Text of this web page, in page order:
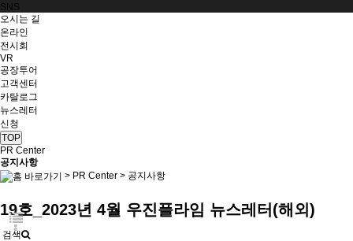
SNS
오시는 길
온라인
전시회
VR
공장투어
고객센터
카탈로그
뉴스레터
신청
TOP
PR Center
공지사항
> PR Center > 공지사항
19호_2023년 4월 우진플라임 뉴스레터(해외)
검색